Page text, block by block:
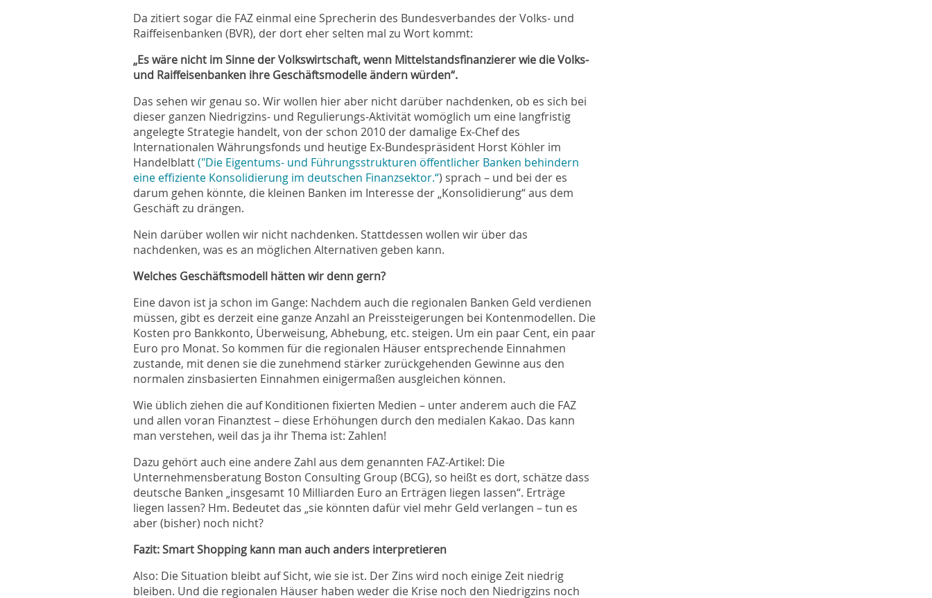
Da zitiert sogar die FAZ einmal eine Sprecherin des Bundesverbandes der Volks- und
Raiffeisenbanken (BVR), der dort eher selten mal zu Wort kommt:
„Es wäre nicht im Sinne der Volkswirtschaft, wenn Mittelstandsfinanzierer wie die Volks-
und Raiffeisenbanken ihre Geschäftsmodelle ändern würden“.
Das sehen wir genau so. Wir wollen hier aber nicht darüber nachdenken, ob es sich bei
dieser ganzen Niedrigzins- und Regulierungs-Aktivität womöglich um eine langfristig
angelegte Strategie handelt, von der schon 2010 der damalige Ex-Chef des
Internationalen Währungsfonds und heutige Ex-Bundespräsident Horst Köhler im
Handelblatt("Die Eigentums- und Führungsstrukturen öffentlicher Banken behindern
eine effiziente Konsolidierung im deutschen Finanzsektor.“) sprach – und bei der es
darum gehen könnte, die kleinen Banken im Interesse der „Konsolidierung“ aus dem
Geschäft zu drängen.
Nein darüber wollen wir nicht nachdenken. Stattdessen wollen wir über das
nachdenken, was es an möglichen Alternativen geben kann.
Welches Geschäftsmodell hätten wir denn gern?
Eine davon ist ja schon im Gange: Nachdem auch die regionalen Banken Geld verdienen
müssen, gibt es derzeit eine ganze Anzahl an Preissteigerungen bei Kontenmodellen. Die
Kosten pro Bankkonto, Überweisung, Abhebung, etc. steigen. Um ein paar Cent, ein paar
Euro pro Monat. So kommen für die regionalen Häuser entsprechende Einnahmen
zustande, mit denen sie die zunehmend stärker zurückgehenden Gewinne aus den
normalen zinsbasierten Einnahmen einigermaßen ausgleichen können.
Wie üblich ziehen die auf Konditionen fixierten Medien – unter anderem auch die FAZ
und allen voran Finanztest – diese Erhöhungen durch den medialen Kakao. Das kann
man verstehen, weil das ja ihr Thema ist: Zahlen!
Dazu gehört auch eine andere Zahl aus dem genannten FAZ-Artikel: Die
Unternehmensberatung Boston Consulting Group (BCG), so heißt es dort, schätze dass
deutsche Banken „insgesamt 10 Milliarden Euro an Erträgen liegen lassen“. Erträge
liegen lassen? Hm. Bedeutet das „sie könnten dafür viel mehr Geld verlangen – tun es
aber (bisher) noch nicht?
Fazit: Smart Shopping kann man auch anders interpretieren
Also: Die Situation bleibt auf Sicht, wie sie ist. Der Zins wird noch einige Zeit niedrig
bleiben. Und die regionalen Häuser haben weder die Krise noch den Niedrigzins noch